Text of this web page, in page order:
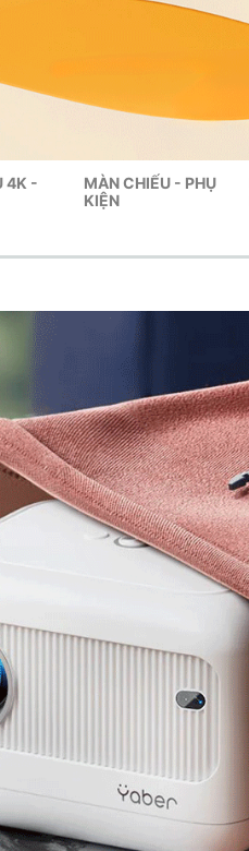
4K -
MÀN CHIẾU - PHỤ
KIỆN